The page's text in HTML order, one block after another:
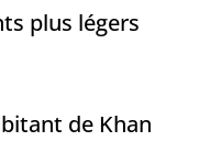
plus légers
de Khan